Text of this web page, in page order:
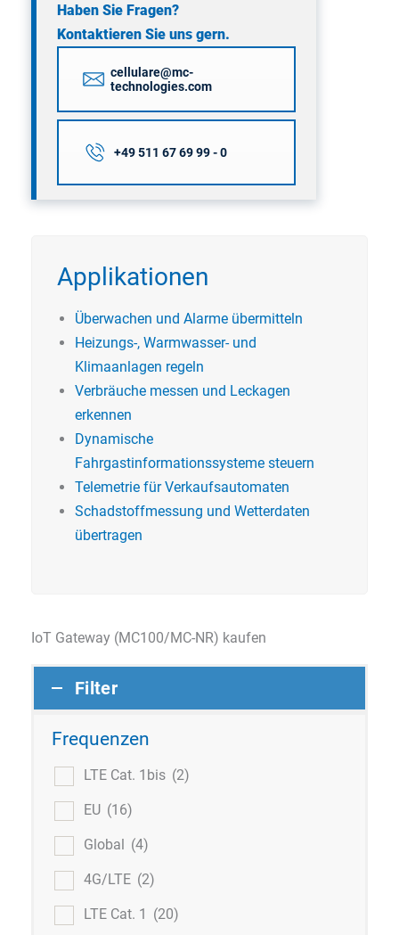
Haben Sie Fragen?
Kontaktieren Sie uns gern.
cellulare@mc-
technologies.com
+49 511 67 69 99 - 0
Applikationen
Überwachen und Alarme übermitteln
Heizungs-, Warmwasser- und
Klimaanlagen regeln
Verbräuche messen und Leckagen
erkennen
Dynamische
Fahrgastinformationssysteme steuern
Telemetrie für Verkaufsautomaten
Schadstoffmessung und Wetterdaten
übertragen
IoT Gateway (MC100/MC-NR) kaufen
Filter
Frequenzen
LTE Cat. 1bis (2)
EU (16)
Global (4)
4G/LTE (2)
LTE Cat. 1 (20)